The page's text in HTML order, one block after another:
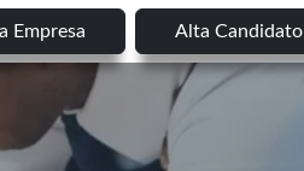
Empresa Alta Candidato